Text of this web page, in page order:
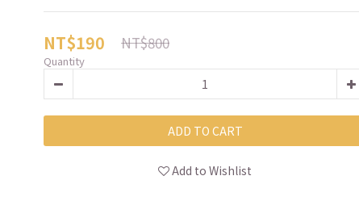
NT$190 NT$800
Quantity
ADD TO CART
Add to Wishlist